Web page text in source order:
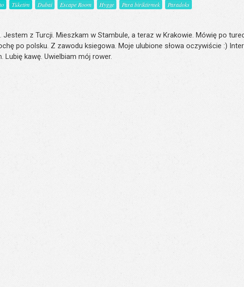
Tüketim Dubai Escape Room Hygge Para biriktirmek Paradoks
Jestem z Turcji. Mieszkam w Stambule, a teraz w Krakowie. Mówię po
po polsku. Z zawodu ksiegowa. Moje ulubione słowa oczywiście :)
Lubię kawę. Uwielbiam mój rower.